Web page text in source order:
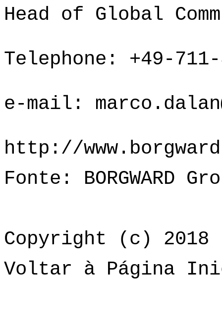
Head of Global
Telephone: +49-
e-mail:
http://
Fonte: BORGWARD
Copyright (c) 2018
Voltar à Página